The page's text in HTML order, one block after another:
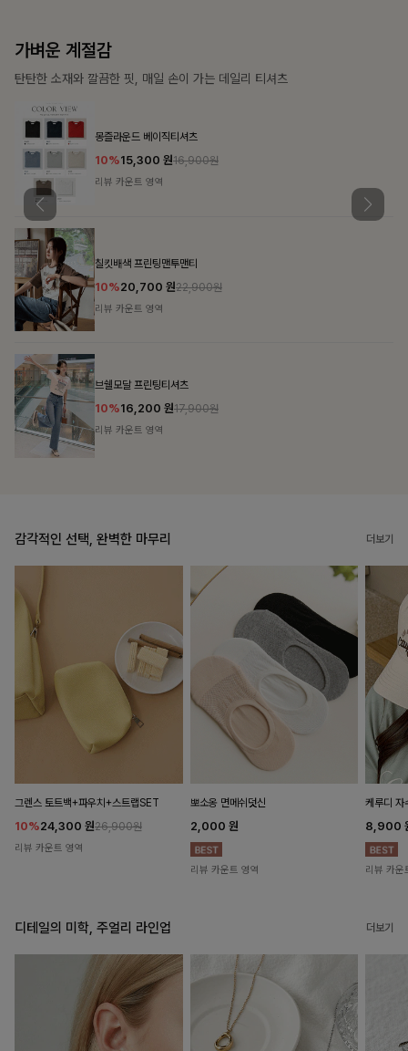
가장 쉬운 코디
특별한 날부터 일상까지 함께하는 룩
감각적인 선택, 완벽한 마무리 더보기
그렌스 토트백+파우치+스트랩SET
10%24,300 원26,900원
리뷰 카운트 영역
뽀소옹 면메쉬덧신
2,000 원
리뷰 카운트 영역
케루디 자
8,900
리뷰 카운
디테일의 미학, 주얼리 라인업 더보기